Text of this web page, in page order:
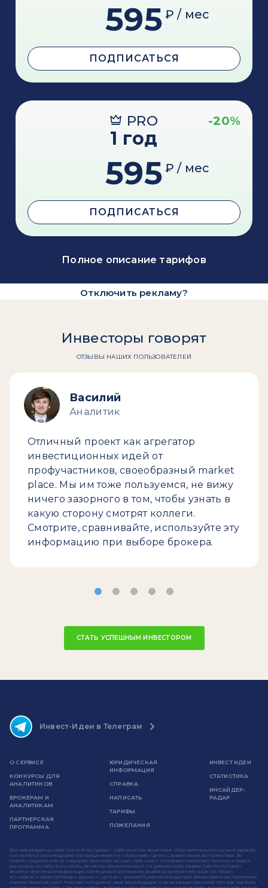
595 ₽ / мес
ПОДПИСАТЬСЯ
PRO -20%
1 год
595 ₽ / мес
ПОДПИСАТЬСЯ
Полное описание тарифов
Отключить рекламу?
Инвесторы говорят
ОТЗЫВЫ НАШИХ ПОЛЬЗОВАТЕЛЕЙ
Василий
Аналитик
Отличный проект как агрегатор
инвестиционных идей от
профучастников, своеобразный market
place. Мы им тоже пользуемся, не вижу
ничего зазорного в том, чтобы узнать в
какую сторону смотрят коллеги.
Смотрите, сравнивайте, используйте эту
информацию при выборе брокера.
СТАТЬ УСПЕШНЫМ ИНВЕСТОРОМ
Инвест-Идеи в Телеграм
О СЕРВИСЕ
КОНКУРСЫ ДЛЯ
АНАЛИТИКОВ
БРОКЕРАМ И
АНАЛИТИКАМ
ПАРТНЕРСКАЯ
ПРОГРАММА
ЮРИДИЧЕСКАЯ
ИНФОРМАЦИЯ
СПРАВКА
НАПИСАТЬ
ТАРИФЫ
ПОЖЕЛАНИЯ
ИНВЕСТ ИДЕИ
СТАТИСТИКА
ИНСАЙДЕР-
РАДАР
Вся информация на сайте invest-idei.ru (далее - Сайт) носит исключительно образовательный и научный характер
и не является рекомендацией или предложением к совершению сделок с финансовыми инструментами. Вы
можете следовать или не следовать прогнозам на свой страх и риск. Компании и аналитики, прогнозы которых
размещены на сайте invest-idei.ru, являются независимыми от создателей сайта лицами. Сайт invest-idei.ru
является агрегатором информации, размещенной указанными лицами на интернет-ресурсах и в прочих
источниках, а также публичных данных о сделках с ценными бумагами или другими финансовыми инструментами.
Клиенты брокеров могут получать по подписке иные рекомендации, а также раньше или позже того, как они были